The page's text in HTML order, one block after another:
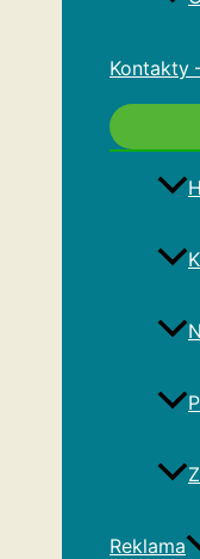
Kontakty
Reklama